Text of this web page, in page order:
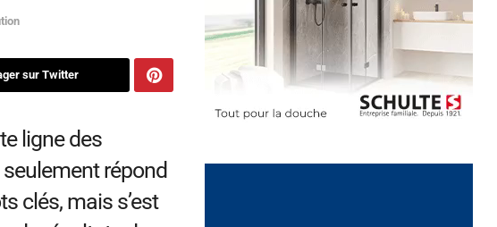
sur Twitter
ligne des
répond
clés, mais s’est